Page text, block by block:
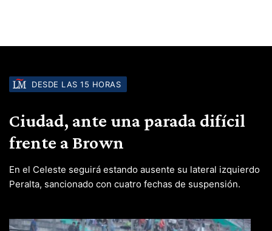
DESDE LAS 15 HORAS
Ciudad, ante una parada difícil
frente a Brown
En el Celeste seguirá estando ausente su lateral izquierdo
Peralta, sancionado con cuatro fechas de suspensión.